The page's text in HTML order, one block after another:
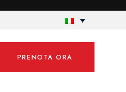
PRENOTA ORA